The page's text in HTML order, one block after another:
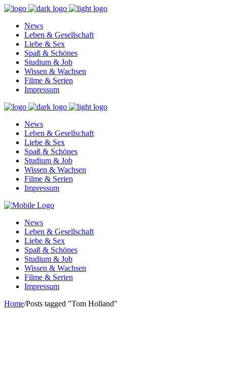
News
Leben & Gesellschaft
Liebe & Sex
Spaß & Schönes
Studium & Job
Wissen & Wachsen
Filme & Serien
Impressum
News
Leben & Gesellschaft
Liebe & Sex
Spaß & Schönes
Studium & Job
Wissen & Wachsen
Filme & Serien
Impressum
News
Leben & Gesellschaft
Liebe & Sex
Spaß & Schönes
Studium & Job
Wissen & Wachsen
Filme & Serien
Impressum
Home/Posts tagged "Tom Holland"